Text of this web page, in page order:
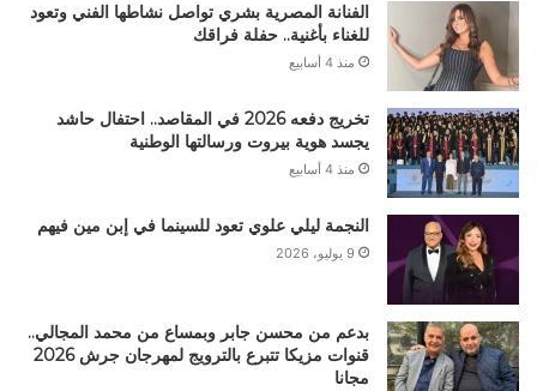
الفنانة المصرية بشري تواصل نشاطها الفني وتعود
للغناء بأغنية.. حفلة فراقك
منذ 4 أسابيع
تخريج دفعه 2026 في المقاصد.. احتفال حاشد
يجسد هوية بيروت ورسالتها الوطنية
منذ 4 أسابيع
النجمة ليلي علوي تعود للسينما في إبن مين فيهم
9 يوليو، 2026
بدعم من محسن جابر وبمساع من محمد المجالي..
قنوات مزيكا تتبرع بالترويج لمهرجان جرش 2026
مجانا